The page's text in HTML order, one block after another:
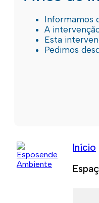
Informamos
A
Esta
Pedimos
Início